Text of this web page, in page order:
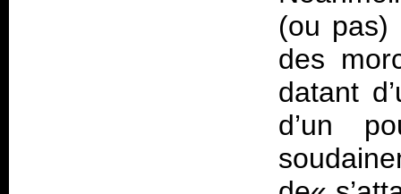
(ou pas)
des
datant
d’un